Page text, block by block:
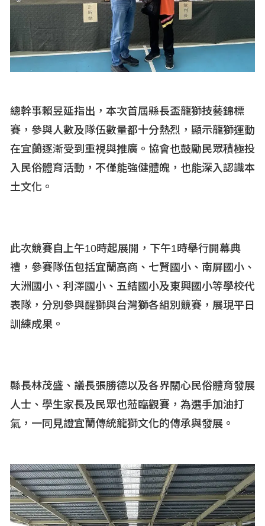
總幹事賴昱延指出，本次首屆縣長盃龍獅技藝錦標
賽，參與人數及隊伍數量都十分熱烈，顯示龍獅運動
在宜蘭逐漸受到重視與推廣。協會也鼓勵民眾積極投
入民俗體育活動，不僅能強健體魄，也能深入認識本
土文化。
此次競賽自上午10時起展開，下午1時舉行開幕典
禮，參賽隊伍包括宜蘭高商、七賢國小、南屏國小、
大洲國小、利澤國小、五結國小及東興國小等學校代
表隊，分別參與醒獅與台灣獅各組別競賽，展現平日
訓練成果。
縣長林茂盛、議長張勝德以及各界關心民俗體育發展
人士、學生家長及民眾也蒞臨觀賽，為選手加油打
氣，一同見證宜蘭傳統龍獅文化的傳承與發展。